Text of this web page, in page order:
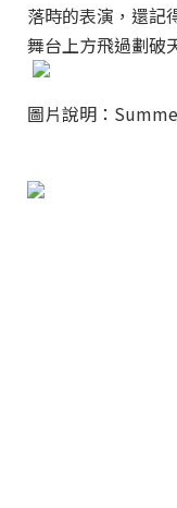
落時的表演，還記
舞台上方飛過劃破
圖片說明：